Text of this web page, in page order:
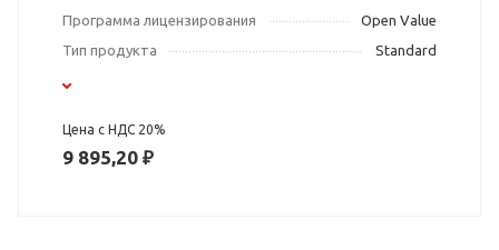
Программа лицензирования
Open Value
Тип продукта
Standard
Цена с НДС 20%
9 895,20 ₽